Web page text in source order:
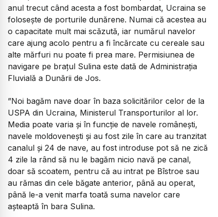
anul trecut când acesta a fost bombardat, Ucraina se
folosește de porturile dunărene. Numai că acestea au
o capacitate mult mai scăzută, iar numărul navelor
care ajung acolo pentru a fi încărcate cu cereale sau
alte mărfuri nu poate fi prea mare. Permisiunea de
navigare pe brațul Sulina este dată de Administrația
Fluvială a Dunării de Jos.
”Noi bagăm nave doar în baza solicitărilor celor de la
USPA din Ucraina, Ministerul Transporturilor al lor.
Media poate varia și în funcție de navele românești,
navele moldovenești și au fost zile în care au tranzitat
canalul și 24 de nave, au fost introduse pot să ne zică
4 zile la rând să nu le bagăm nicio navă pe canal,
doar să scoatem, pentru că au intrat pe Bîstroe sau
au rămas din cele băgate anterior, până au operat,
până le-a venit marfa toată suma navelor care
așteaptă în bara Sulina.